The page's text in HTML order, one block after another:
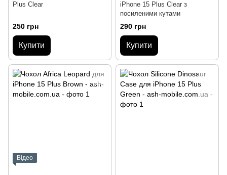
Plus Clear
250 грн
Купити
iPhone 15 Plus Clear з
посиленими кутами
290 грн
Купити
Відео